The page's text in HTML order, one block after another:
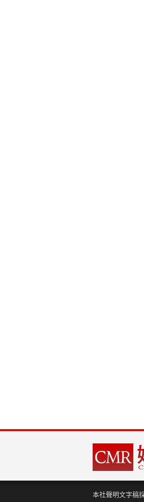
本社聲明文字稿